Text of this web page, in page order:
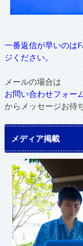
一番返信が早いのは
ジください。
メールの場合は
お問い合わせフォー
からメッセージお待
メディア掲載